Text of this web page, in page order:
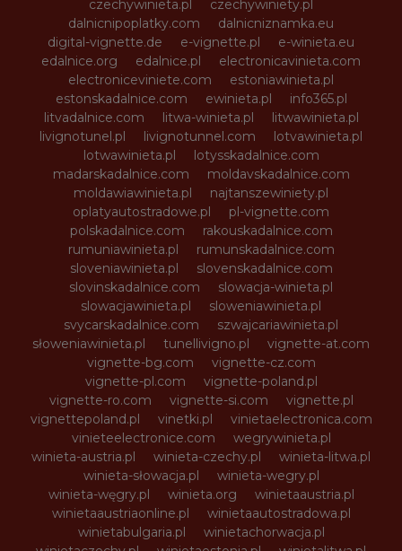
czechywinieta.pl
czechywiniety.pl
dalnicnipoplatky.com
dalnicniznamka.eu
digital-vignette.de
e-vignette.pl
e-winieta.eu
edalnice.org
edalnice.pl
electronicavinieta.com
electroniceviniete.com
estoniawinieta.pl
estonskadalnice.com
ewinieta.pl
info365.pl
litvadalnice.com
litwa-winieta.pl
litwawinieta.pl
livignotunel.pl
livignotunnel.com
lotvawinieta.pl
lotwawinieta.pl
lotysskadalnice.com
madarskadalnice.com
moldavskadalnice.com
moldawiawinieta.pl
najtanszewiniety.pl
oplatyautostradowe.pl
pl-vignette.com
polskadalnice.com
rakouskadalnice.com
rumuniawinieta.pl
rumunskadalnice.com
sloveniawinieta.pl
slovenskadalnice.com
slovinskadalnice.com
slowacja-winieta.pl
slowacjawinieta.pl
sloweniawinieta.pl
svycarskadalnice.com
szwajcariawinieta.pl
słoweniawinieta.pl
tunellivigno.pl
vignette-at.com
vignette-bg.com
vignette-cz.com
vignette-pl.com
vignette-poland.pl
vignette-ro.com
vignette-si.com
vignette.pl
vignettepoland.pl
vinetki.pl
vinietaelectronica.com
vinieteelectronice.com
wegrywinieta.pl
winieta-austria.pl
winieta-czechy.pl
winieta-litwa.pl
winieta-słowacja.pl
winieta-wegry.pl
winieta-węgry.pl
winieta.org
winietaaustria.pl
winietaaustriaonline.pl
winietaautostradowa.pl
winietabulgaria.pl
winietachorwacja.pl